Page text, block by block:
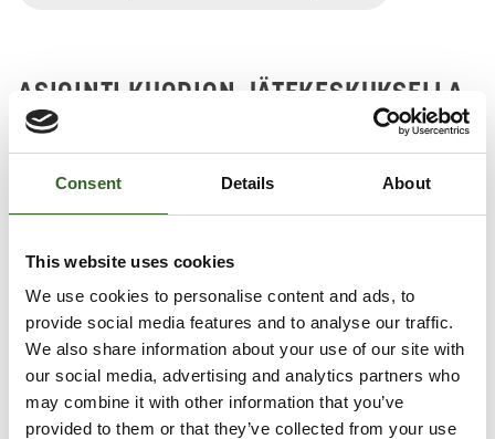
Consent Details About
This website uses cookies
We use cookies to personalise content and ads, to
provide social media features and to analyse our traffic.
We also share information about your use of our site with
our social media, advertising and analytics partners who
may combine it with other information that you’ve
provided to them or that they’ve collected from your use
ASIOINTI KUOPION JÄTEKESKUKSELLA
Tuodessasi jätemateriaaleja käsittelyyn raskaalla
kuljetuskalustolla Kuopion jätekeskukselle, kuorma
Jätteenkäsittelyn maksuvaihtoehtoina on
Jos valitset maksutavaksi laskun, on asiakkuus
Jätekukon kanssa avattava ennen kuorman
toimittamista täyttämällälaskutushakemus.
Käytössämme on mScales-punnituspalvelu.